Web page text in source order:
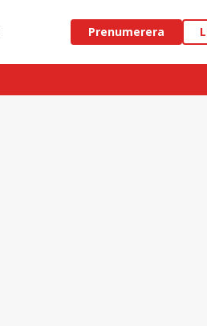
Prenumerera